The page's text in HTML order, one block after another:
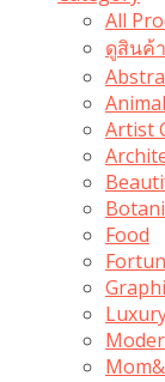
All
ดูสินค้
Animal
Artist
Food